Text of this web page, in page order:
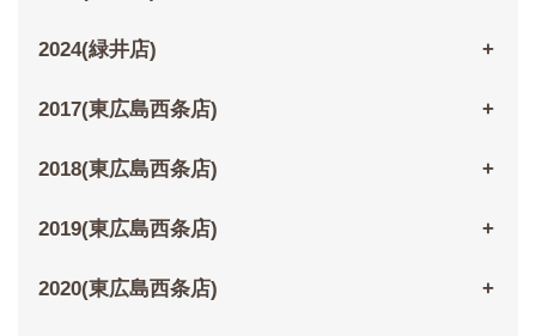
2024(緑井店)
2017(東広島西条店)
2018(東広島西条店)
2019(東広島西条店)
2020(東広島西条店)